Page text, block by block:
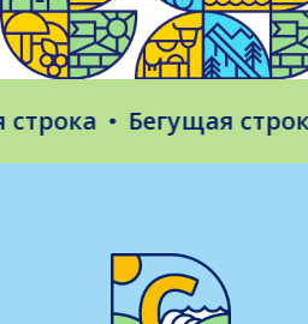
Бегущая строка